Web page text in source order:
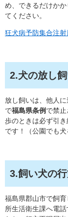
め、できるだけか
てください。
狂犬病予防集合注
2.犬の放し
放し飼いは、他人
で福島県条例で禁
歩のときは必ず引
です！（公園でも犬
3.飼い犬の
福島県郡山市で飼
所生活衛生課へ電